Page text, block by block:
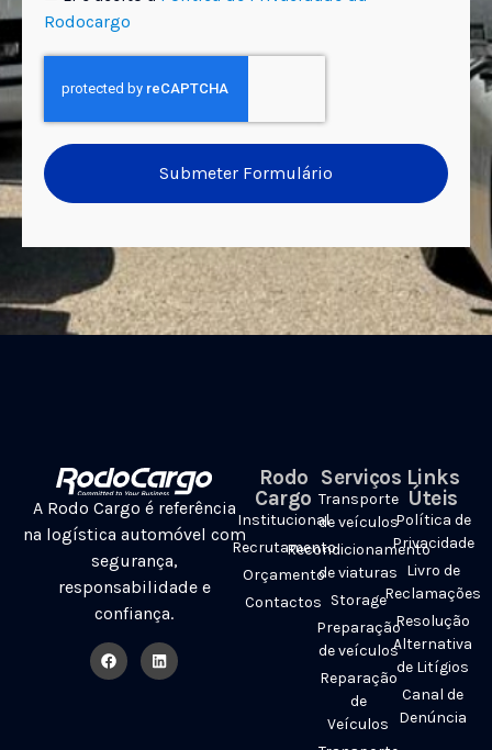
Rodocargo
Submeter Formulário
A Rodo Cargo é referência
na logística automóvel com
segurança,
responsabilidade e
confiança.
Rodo
Cargo
Institucional
Recrutamento
Orçamento
Contactos
Serviços
Transporte
de veículos
Recondicionamento
de viaturas
Storage
Preparação
de veículos
Reparação
de
Veículos
Links
Úteis
Política de
Privacidade
Livro de
Reclamações
Resolução
Alternativa
de Litígios
Canal de
Denúncia